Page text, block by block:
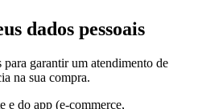
dados pessoais
para garantir um atendimento de
na sua compra.
e do app (e-commerce,